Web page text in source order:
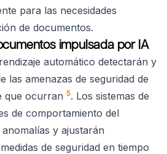
para las necesidades
de documentos.
impulsada por IA
automático detectarán y
las amenazas de seguridad de
que ocurran 5. Los sistemas de
de comportamiento del
y ajustarán
de seguridad en tiempo